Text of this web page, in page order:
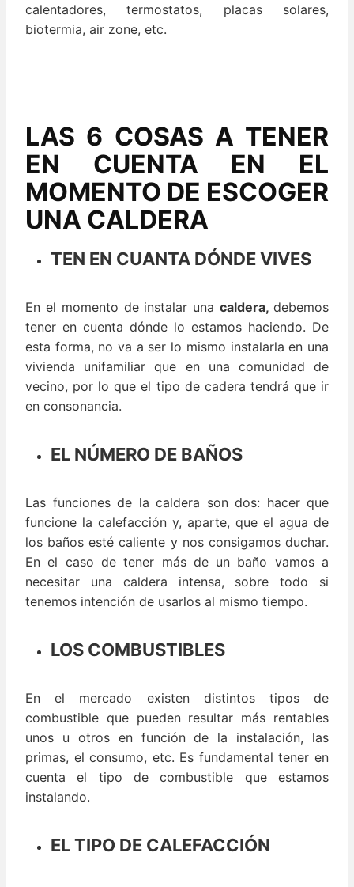
calentadores, termostatos, placas solares,
biotermia, air zone, etc.
LAS 6 COSAS A TENER
EN CUENTA EN EL
MOMENTO DE ESCOGER
UNA CALDERA
TEN EN CUANTA DÓNDE VIVES
En el momento de instalar unacaldera,debemos
tener en cuenta dónde lo estamos haciendo. De
esta forma, no va a ser lo mismo instalarla en una
vivienda unifamiliar que en una comunidad de
vecino, por lo que el tipo de cadera tendrá que ir
en consonancia.
EL NÚMERO DE BAÑOS
Las funciones de la caldera son dos: hacer que
funcione la calefacción y, aparte, que el agua de
los baños esté caliente y nos consigamos duchar.
En el caso de tener más de un baño vamos a
necesitar una caldera intensa, sobre todo si
tenemos intención de usarlos al mismo tiempo.
LOS COMBUSTIBLES
En el mercado existen distintos tipos de
combustible que pueden resultar más rentables
unos u otros en función de la instalación, las
primas, el consumo, etc. Es fundamental tener en
cuenta el tipo de combustible que estamos
instalando.
EL TIPO DE CALEFACCIÓN